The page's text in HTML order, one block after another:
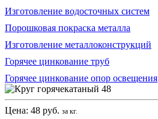
Изготовление водосточных систем
Порошковая покраска металла
Изготовление металлоконструкций
Горячее цинкование труб
Горячее цинкование опор освещения
Цена: 48 руб. за кг.